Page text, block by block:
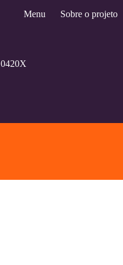
Menu Sobre o projeto
0420X